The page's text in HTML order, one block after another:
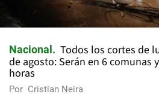
Nacional
Todos los cortes de
de agosto: Serán en 6 comunas
horas
Por Cristian Neira